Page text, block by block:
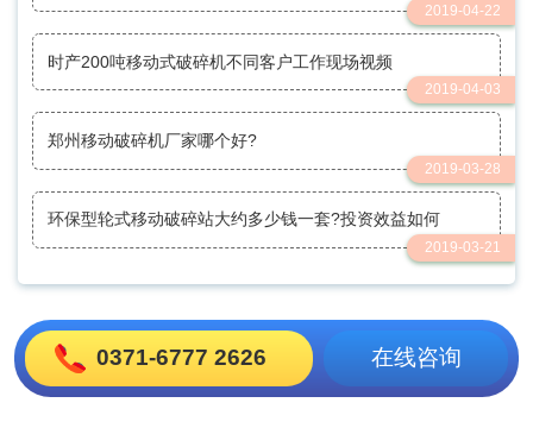
2019-04-22
时产200吨移动式破碎机不同客户工作现场视频
2019-04-03
郑州移动破碎机厂家哪个好?
2019-03-28
环保型轮式移动破碎站大约多少钱一套?投资效益如何
2019-03-21
0371-6777 2626 在线咨询